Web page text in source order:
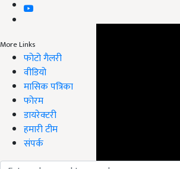
More Links
फोटो गैलरी
वीडियो
मासिक पत्रिका
फोरम
डायरेक्टरी
हमारी टीम
संपर्क